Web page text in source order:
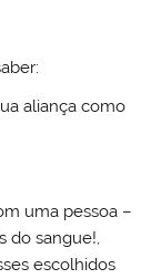
aliança como
uma pessoa –
do sangue!,
escolhidos